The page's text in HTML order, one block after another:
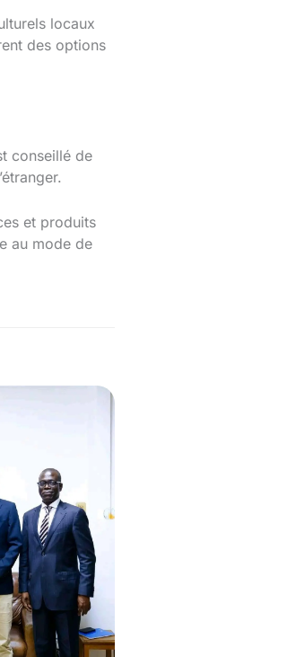
locaux
des options
conseillé de
et produits
au mode de